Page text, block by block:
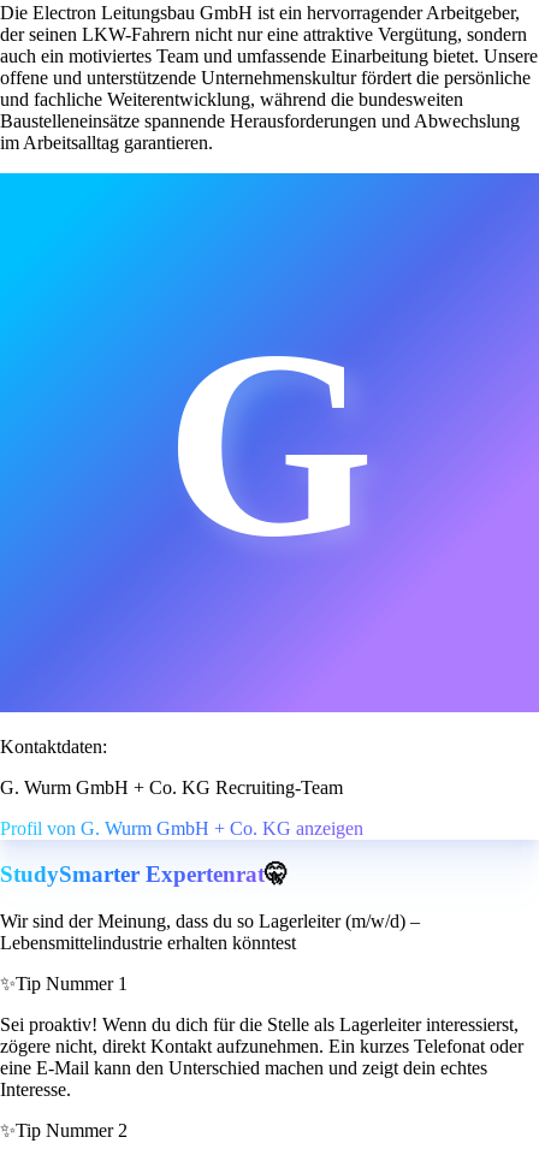
Die Electron Leitungsbau GmbH ist ein hervorragender Arbeitgeber,
der seinen LKW-Fahrern nicht nur eine attraktive Vergütung, sondern
auch ein motiviertes Team und umfassende Einarbeitung bietet. Unsere
offene und unterstützende Unternehmenskultur fördert die persönliche
und fachliche Weiterentwicklung, während die bundesweiten
Baustelleneinsätze spannende Herausforderungen und Abwechslung
im Arbeitsalltag garantieren.
G
Kontaktdaten:
G. Wurm GmbH + Co. KG Recruiting-Team
Profil von G. Wurm GmbH + Co. KG anzeigen
StudySmarter Expertenrat🤫
Wir sind der Meinung, dass du so Lagerleiter (m/w/d) –
Lebensmittelindustrie erhalten könntest
✨Tip Nummer 1
Sei proaktiv! Wenn du dich für die Stelle als Lagerleiter interessierst,
zögere nicht, direkt Kontakt aufzunehmen. Ein kurzes Telefonat oder
eine E-Mail kann den Unterschied machen und zeigt dein echtes
Interesse.
✨Tip Nummer 2